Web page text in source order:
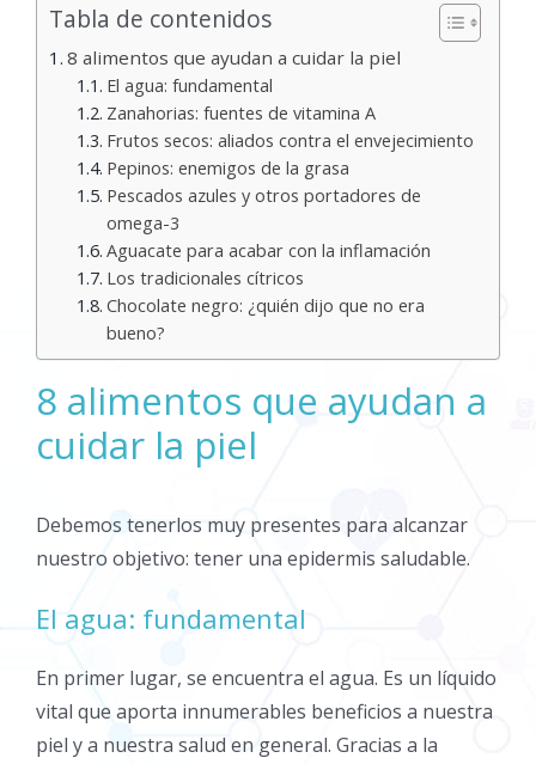
Tabla de contenidos
8 alimentos que ayudan a cuidar la piel
El agua: fundamental
Zanahorias: fuentes de vitamina A
Frutos secos: aliados contra el envejecimiento
Pepinos: enemigos de la grasa
Pescados azules y otros portadores de
omega-3
Aguacate para acabar con la inflamación
Los tradicionales cítricos
Chocolate negro: ¿quién dijo que no era
bueno?
8 alimentos que ayudan a
cuidar la piel
Debemos tenerlos muy presentes para alcanzar
nuestro objetivo: tener una epidermis saludable.
El agua: fundamental
En primer lugar, se encuentra el agua. Es un líquido
vital que aporta innumerables beneficios a nuestra
piel y a nuestra salud en general. Gracias a la